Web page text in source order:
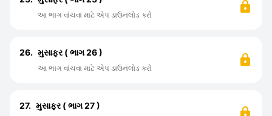
આ ભાગ વાંચવા માટે એપ ડાઉનલોડ કરો
26. મુસાફર ( ભાગ 26 )
આ ભાગ વાંચવા માટે એપ ડાઉનલોડ કરો
27. મુસાફર ( ભાગ 27 )